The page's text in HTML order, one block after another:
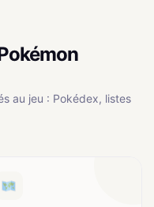
au jeu : Pokédex, listes